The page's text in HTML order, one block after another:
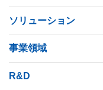
ソリューション
事業領域
R&D